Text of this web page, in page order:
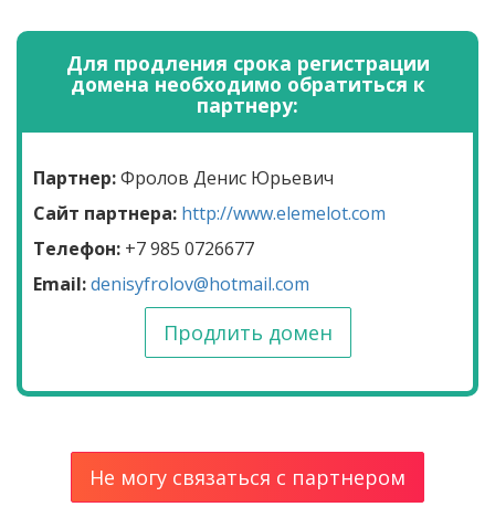
Для продления срока регистрации
домена необходимо обратиться к
партнеру:
Партнер:Фролов Денис Юрьевич
Сайт партнера: http://www.elemelot.com
Телефон: +7 985 0726677
Email:denisyfrolov@hotmail.com
Продлить домен
Не могу связаться с партнером